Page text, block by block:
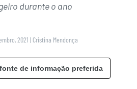
durante o ano
2021 | Cristina Mendonça
de informação preferida